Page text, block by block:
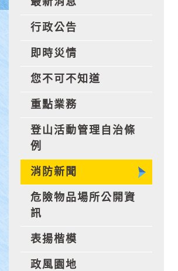
行政公告
即時災情
您不可不知道
重點業務
登山活動管理自治條
例
消防新聞
危險物品場所公開資
訊
表揚楷模
政風園地